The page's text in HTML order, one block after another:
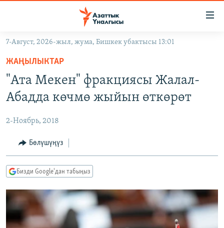
Навигацияга
өтүңүз
Издөөгө
салыңыз
КЫРГЫЗСТАН
КЫРГЫЗСТАН
ЭКОНОМИКА
МАДАНИЯТ
ДҮЙНӨ
БОРБОР АЗИЯ
АТАЙЫН ИЛИКТӨӨ
ТВ ПРОГРАММАЛАР
ЭКСПЕРТТЕР ТАЛДАЙТ
БИЗ ЖАНА ДҮЙНӨ
ДАНИСТЕ
ӨЗГӨЧӨ ПИКИР
Русский
7-Август, 2026-жыл, жума, Бишкек убактысы 13:01
ЖАҢЫЛЫКТАР
"Ата Мекен" фракциясы Жалал-
Абадда көчмө жыйын өткөрөт
2-Ноябрь, 2018
Бөлүшүңүз
Бизди Google'дан табыңыз